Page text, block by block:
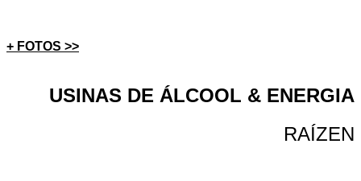
+ FOTOS >>
USINAS DE ÁLCOOL & ENERGIA
RAÍZEN